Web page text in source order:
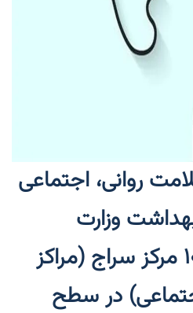
روانی، اجتماعی
وزارت
بهداشت گفت: ۱۰۶ مرکز سراج (مراکز
در سطح